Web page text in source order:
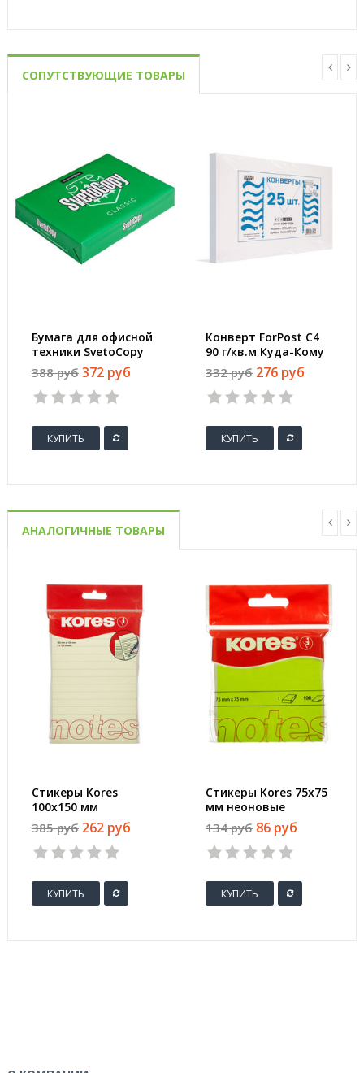
СОПУТСТВУЮЩИЕ ТОВАРЫ
Бумага для офисной
техники SvetoCopy
(A4, марка C, 80 г/
кв.м, 500 листов)
388 руб 372 руб
КУПИТЬ
Конверт ForPost C4
90 г/кв.м Куда-Кому
белый стрип с
внутренней
запечаткой (25 штук
332 руб 276 руб
КУПИТЬ
АНАЛОГИЧНЫЕ ТОВАРЫ
Стикеры Kores
100x150 мм
пастельные желтые
в линейку (1 блок,
100 листов)
385 руб 262 руб
КУПИТЬ
Стикеры Kores 75x75
мм неоновые
зеленые (1 блок, 100
листов)
134 руб 86 руб
КУПИТЬ